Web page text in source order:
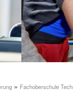
» Fachoberschule